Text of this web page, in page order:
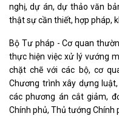
nghị, dự án, dự thảo văn
thật sự cần thiết, hợp pháp,
Bộ Tư pháp - Cơ quan
thực hiện việc xử lý vướng
chặt chẽ với các bộ, cơ
Chương trình xây dựng
các phương án cắt giảm,
Chính phủ, Thủ tướng Chính